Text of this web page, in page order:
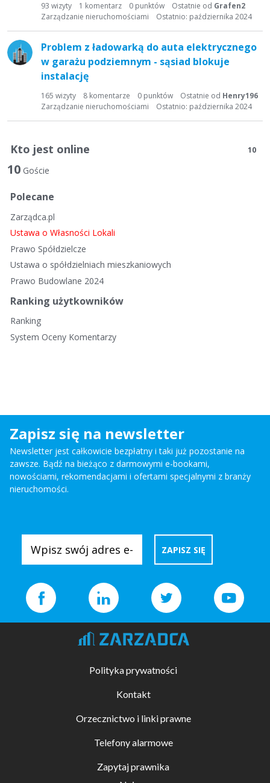
93 wizyty 1 komentarz 0 punktów Ostatnie od Grafen2
Ostatnio: października 2024
Zarządzanie nieruchomościami
Problem z ładowarką do auta elektrycznego
w garażu podziemnym - sąsiad blokuje
instalację
165 wizyty 8 komentarze 0 punktów Ostatnie od Henry196
Ostatnio: października 2024
Zarządzanie nieruchomościami
Kto jest online 10
10 Goście
Polecane
Zarządca.pl
Ustawa o Własności Lokali
Prawo Spółdzielcze
Ustawa o spółdzielniach mieszkaniowych
Prawo Budowlane 2024
Ranking użytkowników
Ranking
System Oceny Komentarzy
Zapisz się na newsletter
Newsletter jest całkowicie bezpłatny i taki już pozostanie na
zawsze. Bądź na bieżąco z darmowymi e-bookami,
nowościami, rekomendacjami i ofertami specjalnymi z branży
nieruchomości.
Polityka prywatności
Kontakt
Orzecznictwo i linki prawne
Telefony alarmowe
Zapytaj prawnika